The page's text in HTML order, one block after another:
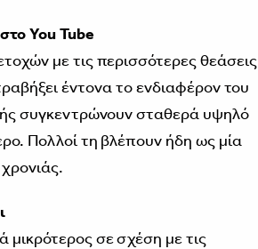
You Tube
με τις περισσότερες θεάσεις
έντονα το ενδιαφέρον του
συγκεντρώνουν σταθερά υψηλό
Πολλοί τη βλέπουν ήδη ως μία
σε σχέση με τις